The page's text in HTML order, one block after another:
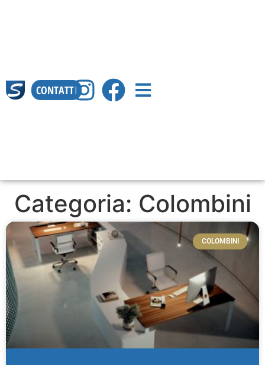
CONTATTI
Categoria: Colombini
COLOMBINI